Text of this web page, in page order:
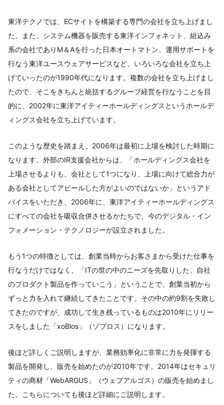
東洋テクノでは、ECサイトを構築する専門の会社を立ち上げまし
た。また、システム機器を販売する東洋インフォネット、組込み
系の会社でありM＆Aを行った日本オートマトン、運用サポートを
行なう東洋ユースウェアサービスなど、いろいろな会社を立ち上
げていったのが1990年代になります。複数の会社を立ち上げまし
たので、そこをきちんと統括するグループ経営を行なうことを目
的に、2002年に東洋アイティーホールディングスというホールデ
ィングス会社を立ち上げています。
このような歴史を踏まえ、2006年は最初に上場を検討した時期に
なります。外部のIR支援会社からは、「ホールディングス会社を
上場させるよりも、会社として1つになり、上場に向けて総合力が
ある会社としてアピールした方がよいのではないか」というアド
バイスをいただき、2006年に、東洋アイティーホールディングス
にすべての会社を吸収合併させるかたちで、今のデジタル・イン
フォメーション・テクノロジーが設立されました。
もう1つの特徴としては、創業当時からお客さまから受けた仕事を
行なうだけではなく、「ITの世の中のニーズを先取りした、自社
のプロダクト製品を作っていこう」ということで、創業当初から
ずっと力を入れて継続してきたことです。その中の約9割を失敗し
てきたのですが、成功して生き残っているものは2010年にリリー
スをしました「xoBlos」（ゾブロス）になります。
後ほど詳しくご説明しますが、業務効率化に非常に力を発揮する
製品を開発し、販売を始めたのが2010年です。2014年はセキュリ
ティの商材「WebARGUS」（ウェブアルゴス）の販売を始めまし
た。こちらについても後ほど詳細にご説明します。